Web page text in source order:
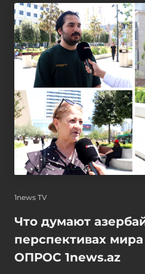
1news TV
Что думают
перспективах
ОПРОС 1news.az